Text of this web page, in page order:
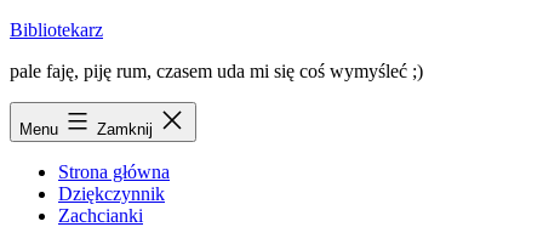
Przejdź
treści
Bibliotekarz
pale faję, piję rum, czasem uda mi się coś wymyśleć ;)
Menu Zamknij
Strona główna
Dziękczynnik
Zachcianki